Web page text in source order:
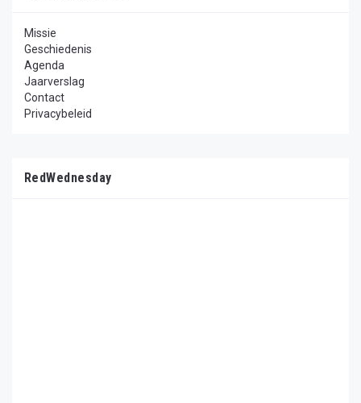
Missie
Geschiedenis
Agenda
Jaarverslag
Contact
Privacybeleid
RedWednesday